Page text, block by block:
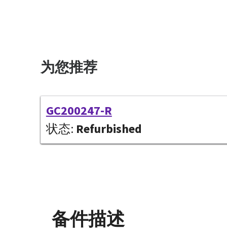
为您推荐
GC200247-R
状态: Refurbished
备件描述